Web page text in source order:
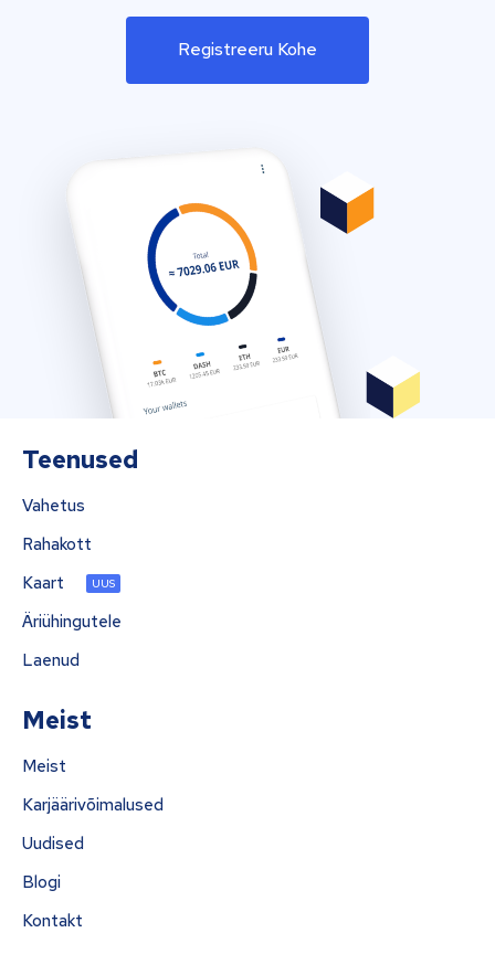
Registreeru Kohe
Teenused
Vahetus
Rahakott
Kaart
UUS
Äriühingutele
Laenud
Meist
Meist
Karjäärivõimalused
Uudised
Blogi
Kontakt